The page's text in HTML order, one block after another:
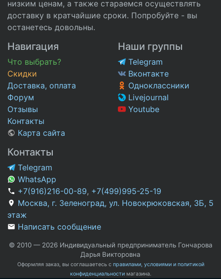
низким ценам, а также стараемся осуществлять
доставку в кратчайшие сроки. Попробуйте - вы
останетесь довольны.
Навигация
Что выбрать?
Скидки
Доставка, оплата
Форум
Отзывы
Контакты
Карта сайта
Наши группы
Telegram
Вконтакте
Одноклассники
Livejournal
Youtube
Контакты
Telegram
WhatsApp
+7(916)216-00-89, +7(499)995-25-19
Москва, г. Зеленоград, ул. Новокрюковская, 3Б, 5
этаж
Написать сообщение
© 2010 — 2026 Индивидуальный предприниматель Гончарова
Дарья Викторовна
Оформляя заказ, вы соглашаетесь с правилами, условиями и политикой
конфиденциальностимагазина.